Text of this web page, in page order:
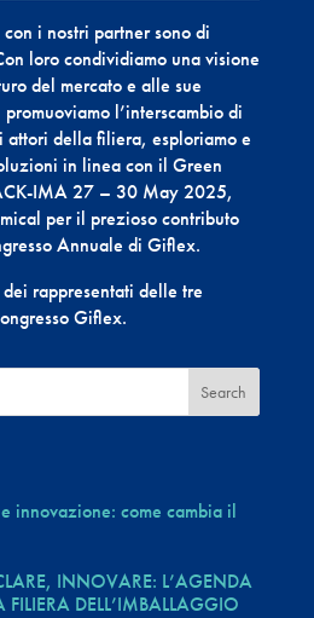
i nostri partner sono di
loro condividiamo una visione
del mercato e alle sue
l’interscambio di
attori della filiera, esploriamo e
in linea con il Green
IMA 27 – 30 May 2025,
per il prezioso contributo
Annuale di Giflex.
rappresentati delle tre
Giflex.
innovazione: come cambia il
INNOVARE: L’AGENDA
FILIERA DELL’IMBALLAGGIO